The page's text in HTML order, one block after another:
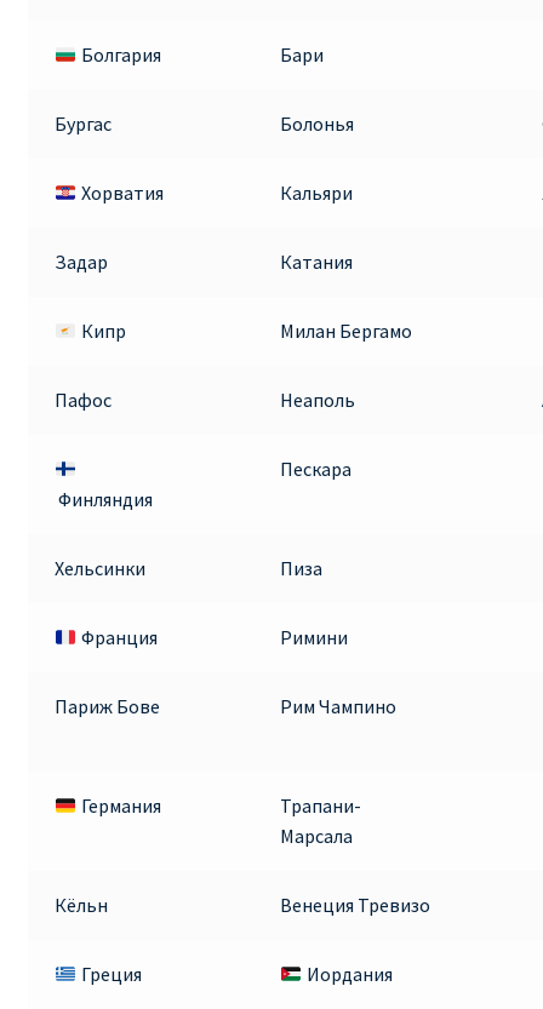
БИЛЕТЫ RYANAIR | ПОИСК ЛУЧШЕЙ ЦЕНЫ |
ИНФОРМАЦИЯ ДЛЯ ПАССАЖИРОВ
Болгария Бари
Бургас Болонья
Хорватия Кальяри
Задар Катания
Кипр Милан Бергамо
Пафос Неаполь
Финляндия
Пескара
Хельсинки Пиза
Франция Римини
Париж Бове Рим Чампино
Германия
Трапани-
Марсала
Кёльн Венеция Тревизо
Греция Иордания